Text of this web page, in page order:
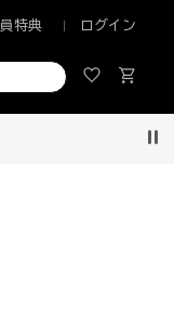
特典 ログイン